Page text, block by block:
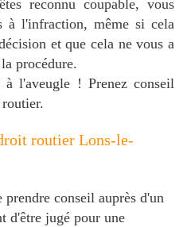
reconnu coupable, vous
à l'infraction, même si cela
et que cela ne vous a
procédure.
l'aveugle ! Prenez conseil
routier Lons-le-
conseil auprès d'un
d'être jugé pour une